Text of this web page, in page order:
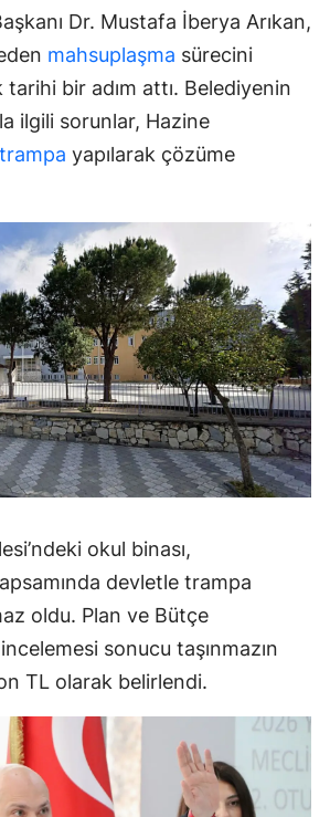
Dr. Mustafa İberya Arıkan,
mahsuplaşma sürecini
tarihi bir adım attı. Belediyenin
ilgili sorunlar, Hazine
trampa yapılarak çözüme
okul binası,
devletle trampa
oldu. Plan ve Bütçe
sonucu taşınmazın
TL olarak belirlendi.